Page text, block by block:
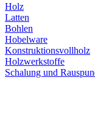
Holz
Latten
Bohlen
Hobelware
Konstruktionsvollholz
Holzwerkstoffe
Schalung und